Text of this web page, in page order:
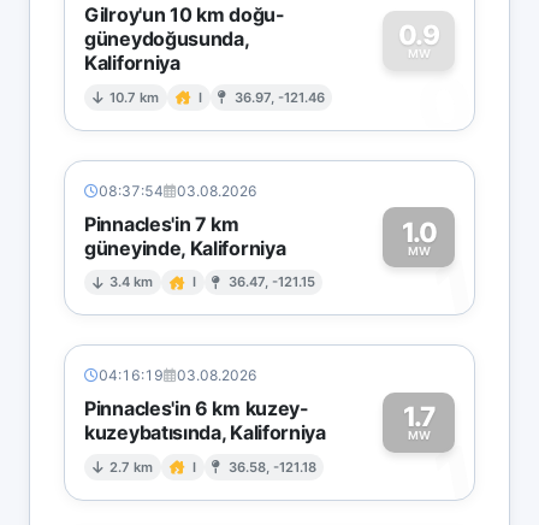
Gilroy'un 10 km doğu-
güneydoğusunda,
Kaliforniya
10.7 km I 36.97, -121.46
0.9
MW
0
08:37:54 03.08.2026
Pinnacles'in 7 km
güneyinde, Kaliforniya
3.4 km I 36.47, -121.15
1.0
MW1
04:16:19 03.08.2026
Pinnacles'in 6 km kuzey-
kuzeybatısında, Kaliforniya
2.7 km I 36.58, -121.18
1.7
MW1